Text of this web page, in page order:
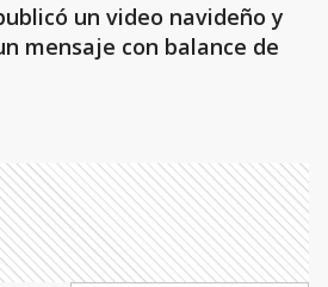
un video navideño y
mensaje con balance de